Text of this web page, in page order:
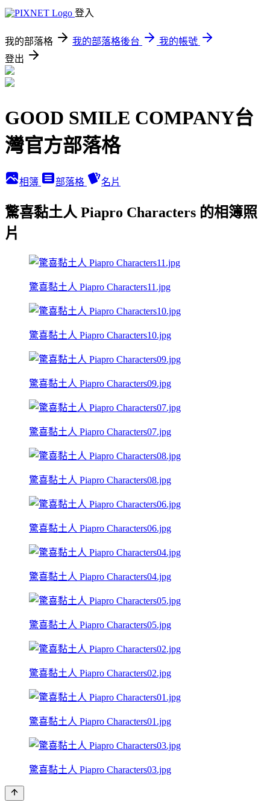
登入
我的部落格 我的部落格後台
我的帳號
登出
GOOD SMILE COMPANY台
灣官方部落格
相簿 部落格 名片
驚喜黏土人 Piapro Characters 的相簿照
片
驚喜黏土人 Piapro Characters11.jpg
驚喜黏土人 Piapro Characters10.jpg
驚喜黏土人 Piapro Characters09.jpg
驚喜黏土人 Piapro Characters07.jpg
驚喜黏土人 Piapro Characters08.jpg
驚喜黏土人 Piapro Characters06.jpg
驚喜黏土人 Piapro Characters04.jpg
驚喜黏土人 Piapro Characters05.jpg
驚喜黏土人 Piapro Characters02.jpg
驚喜黏土人 Piapro Characters01.jpg
驚喜黏土人 Piapro Characters03.jpg